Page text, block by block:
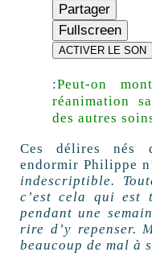
Partager
Fullscreen
ACTIVER LE SON
:Peut-on
réanimation
des autres
Ces délires nés
endormir Philippe
indescriptible.
c’est cela qui est
pendant une
rire d’y repenser.
beaucoup de mal à